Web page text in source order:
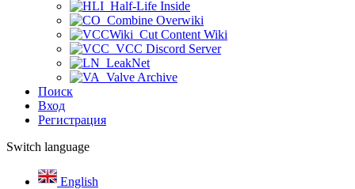
Half-Life Inside
Combine Overwiki
Cut Content Wiki
VCC Discord Server
LeakNet
Valve Archive
Поиск
Вход
Регистрация
Switch language
English